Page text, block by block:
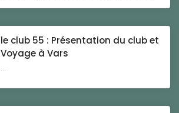
le club 55 : Présentation du club et
Voyage à Vars
...